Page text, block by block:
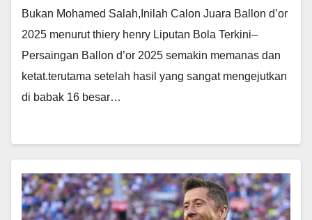
Bukan Mohamed Salah,Inilah Calon Juara Ballon d’or
2025 menurut thiery henry Liputan Bola Terkini–
Persaingan Ballon d’or 2025 semakin memanas dan
ketat.terutama setelah hasil yang sangat mengejutkan
di babak 16 besar…